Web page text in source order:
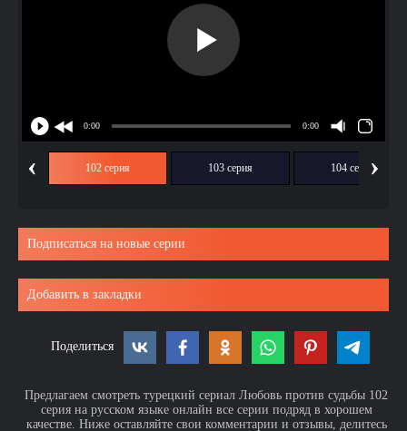
‹ 102 серия 103 серия 104 серия›
Подписаться на новые серии
Добавить в закладки
Поделиться
Предлагаем смотреть турецкий сериал Любовь против судьбы 102
серия на русском языке онлайн все серии подряд в хорошем
качестве. Ниже оставляйте свои комментарии и отзывы, делитесь